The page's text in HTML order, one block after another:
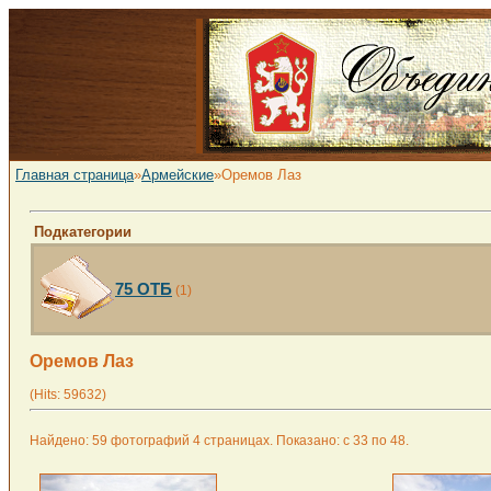
Главная страница»Армейские»Оремов Лаз
Подкатегории
75 ОТБ (1)
Оремов Лаз
(Hits: 59632)
Найдено: 59 фотографий 4 страницах. Показано: с 33 по 48.